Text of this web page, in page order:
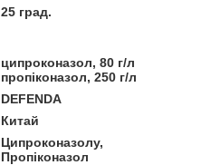
25 град.
ципроконазол, 80 г/л
пропіконазол, 250 г/л
DEFENDA
Китай
Ципроконазолу,
Пропіконазол